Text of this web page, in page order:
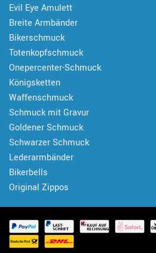
Evil Eye Amulett
Breite Armbänder
Bikerschmuck
Totenkopfschmuck
Onepercenter-Schmuck
Königsketten
Waffenschmuck
Schmuck mit Gravur
Goldener Schmuck
Schwarzer Schmuck
Lederarmbänder
Bikerbells
Original Zippos